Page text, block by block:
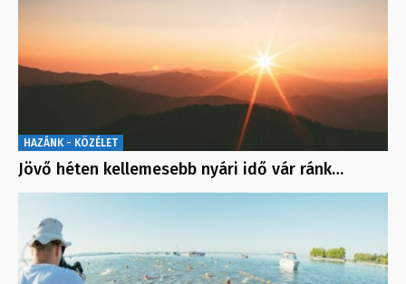
HAZÁNK - KÖZÉLET
Jövő héten kellemesebb nyári idő vár ránk…